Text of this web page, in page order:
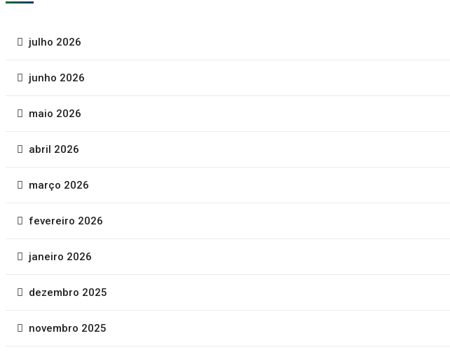
julho 2026
junho 2026
maio 2026
abril 2026
março 2026
fevereiro 2026
janeiro 2026
dezembro 2025
novembro 2025